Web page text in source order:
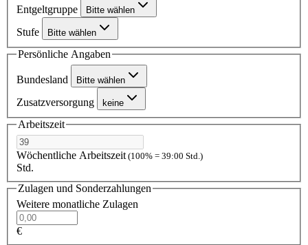
Entgeltgruppe Bitte wählen
Stufe Bitte wählen
Persönliche Angaben
Bundesland Bitte wählen
Zusatzversorgung keine
Arbeitszeit
Wöchentliche Arbeitszeit (100% = 39:00 Std.)
Std.
Zulagen und Sonderzahlungen
Weitere monatliche Zulagen
€